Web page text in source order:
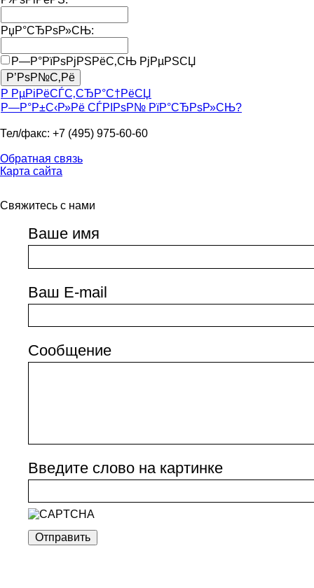
РџР°СЂРѕР»СЊ:
Р—Р°РїРѕРјРЅРёС‚СЊ РјРµРЅСЏ
Р РµРіРёСЃС‚СЂР°С†РёСЏ
Р—Р°Р±С‹Р»Рё СЃРІРѕР№ РїР°СЂРѕР»СЊ?
Тел/факс: +7 (495) 975-60-60
Обратная связь
Карта сайта
Свяжитесь с нами
Ваше имя
Ваш E-mail
Сообщение
Введите слово на картинке